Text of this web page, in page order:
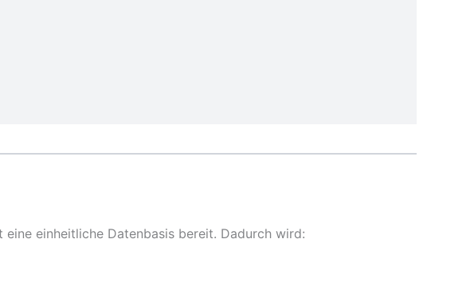
einheitliche Datenbasis bereit. Dadurch wird: